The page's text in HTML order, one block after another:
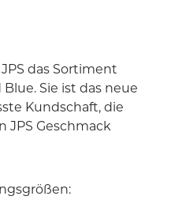
das Sortiment
Sie ist das neue
Kundschaft, die
JPS Geschmack